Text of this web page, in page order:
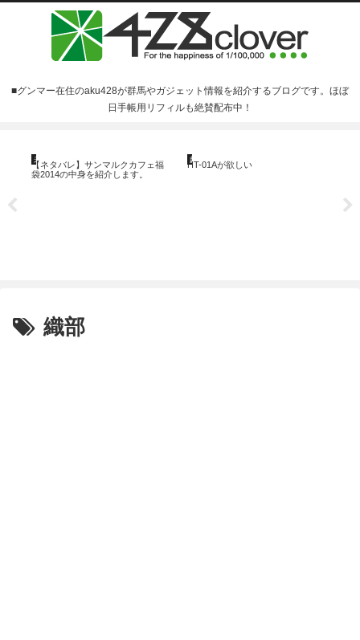
■グンマー在住のaku428が群馬やガジェット情報を紹介するブログです。ほぼ
日手帳用リフィルも絶賛配布中！
未分類
【ネタバレ】サンマルクカフェ福
袋2014の中身を紹介します。
戯言
HT-01Aが欲しい
織部